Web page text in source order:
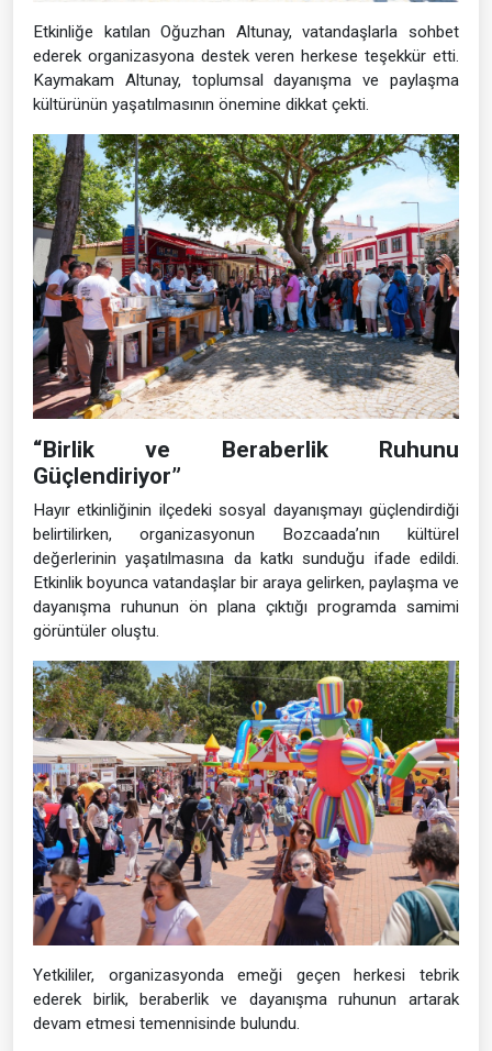
Etkinliğe katılan Oğuzhan Altunay, vatandaşlarla sohbet
ederek organizasyona destek veren herkese teşekkür etti.
Kaymakam Altunay, toplumsal dayanışma ve paylaşma
kültürünün yaşatılmasının önemine dikkat çekti.
“Birlik ve Beraberlik Ruhunu
Güçlendiriyor”
Hayır etkinliğinin ilçedeki sosyal dayanışmayı güçlendirdiği
belirtilirken, organizasyonun Bozcaada’nın kültürel
değerlerinin yaşatılmasına da katkı sunduğu ifade edildi.
Etkinlik boyunca vatandaşlar bir araya gelirken, paylaşma ve
dayanışma ruhunun ön plana çıktığı programda samimi
görüntüler oluştu.
Yetkililer, organizasyonda emeği geçen herkesi tebrik
ederek birlik, beraberlik ve dayanışma ruhunun artarak
devam etmesi temennisinde bulundu.